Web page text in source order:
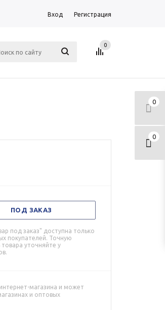
Вход Регистрация
0
0
0
ПОД ЗАКАЗ
под заказ" доступна только
покупателей. Точную
уточняйте у
магазина и может
и оптовых